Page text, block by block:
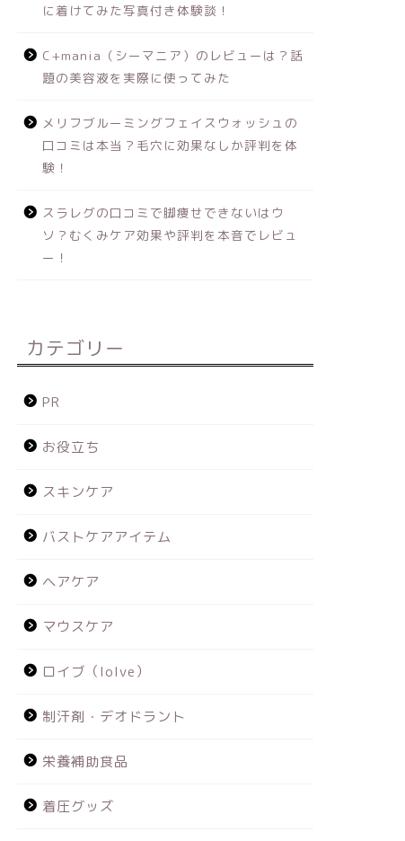
に着けてみた写真付き体験談！
C+mania（シーマニア）のレビューは？話
題の美容液を実際に使ってみた
メリフブルーミングフェイスウォッシュの
口コミは本当？毛穴に効果なしか評判を体
験！
スラレグの口コミで脚痩せできないはウ
ソ？むくみケア効果や評判を本音でレビュ
ー！
カテゴリー
PR
お役立ち
スキンケア
バストケアアイテム
ヘアケア
マウスケア
ロイブ（loIve）
制汗剤・デオドラント
栄養補助食品
着圧グッズ